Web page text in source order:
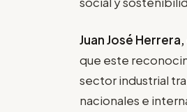
Juan José
que este
sector industrial
nacionales e